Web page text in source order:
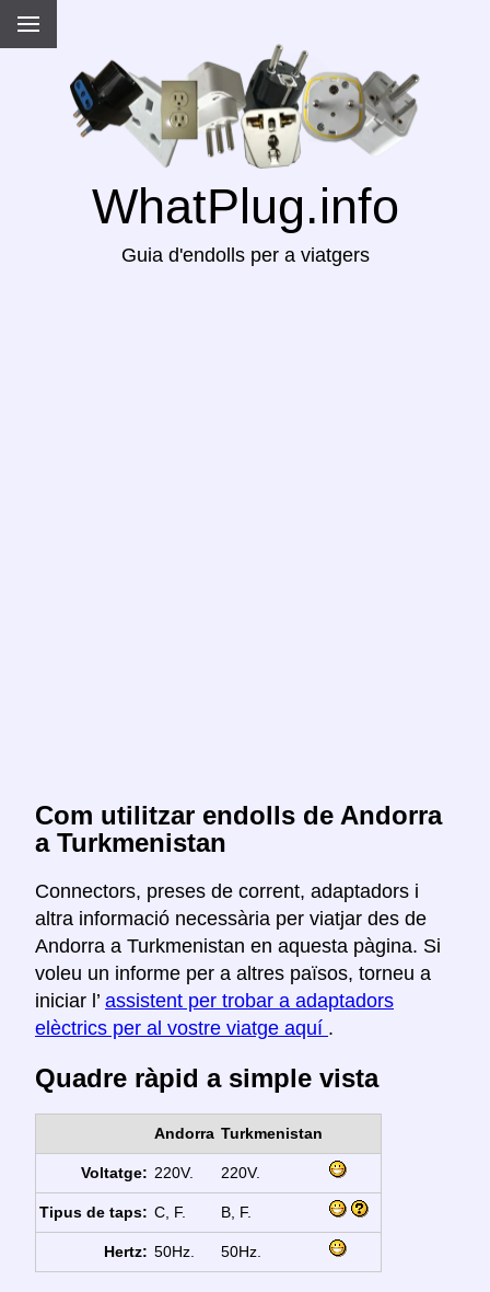
WhatPlug.info
Guia d'endolls per a viatgers
Com utilitzar endolls de Andorra
a Turkmenistan
Connectors, preses de corrent, adaptadors i
altra informació necessària per viatjar des de
Andorra a Turkmenistan en aquesta pàgina. Si
voleu un informe per a altres països, torneu a
iniciar l’ assistent per trobar a adaptadors
elèctrics per al vostre viatge aquí .
Quadre ràpid a simple vista
Andorra Turkmenistan
Voltatge: 220V. 220V.
Tipus de taps: C, F. B, F.
Hertz: 50Hz. 50Hz.